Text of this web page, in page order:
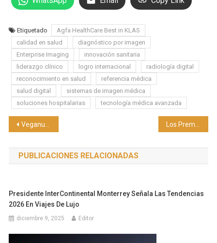
Etiquetado
Agfa HealthCare Best in KLAS
calidad en salud
diagnóstico por imagen
Enterprise Imaging
innovación sanitaria
liderazgo clínico
logro internacional
radiología digital
reconocimiento en salud
referencia médica
salud digital
sistemas de imagen médica
soluciones hospitalarias
tecnología médica avanzada
Navegación
de
entradas
Veganuary celebra 30 millones de participantes en todo el mundo Los Premios FIA Américas celebran la excelencia deportiva y en movilidad en la región
PUBLICACIONES RELACIONADAS
Presidente InterContinental Monterrey Señala Las Tendencias
2026 En Viajes De Lujo
diciembre 9, 2025 Editor